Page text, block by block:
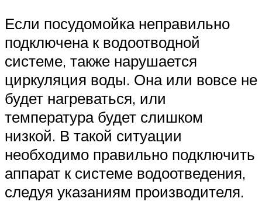
Если посудомойка неправильно
подключена к водоотводной
системе, также нарушается
циркуляция воды. Она или вовсе не
будет нагреваться, или
температура будет слишком
низкой. В такой ситуации
необходимо правильно подключить
аппарат к системе водоотведения,
следуя указаниям производителя.